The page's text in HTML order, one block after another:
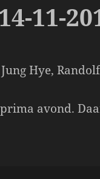
11-
Hye, Randolf
avond.